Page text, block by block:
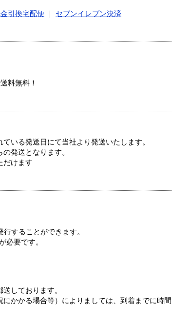
引換宅配便
セブンイレブン決済
料無料！
いる発送日にて当社より発送いたします。
発送となります。
だけます
することができます。
必要です。
しております。
かかる場合等）によりましては、到着までに時